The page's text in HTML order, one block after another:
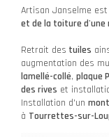
Artisan Janselme
et de la toiture d'une
Retrait des tuiles
augmentation des
lamellé-collé, plaque
des rives et
Installation d'un
à Tourrettes-sur-